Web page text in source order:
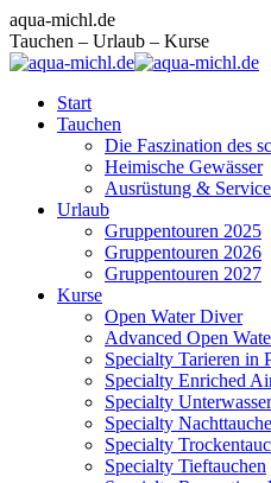
Zum
Inhalt
springen
Facebook
page
opens
new
window
Instagram
page
opens
new
window
E-
Mail
page
new
aqua-michl.de
Tauchen – Urlaub – Kurse
Start
Tauchen
Die Faszination des
Heimische Gewässer
Ausrüstung & Service
Urlaub
Gruppentouren 2025
Gruppentouren 2026
Gruppentouren 2027
Kurse
Open Water Diver
Advanced Open
Specialty Tarieren in
Specialty Enriched
Specialty
Specialty
Specialty
Specialty Tieftauchen